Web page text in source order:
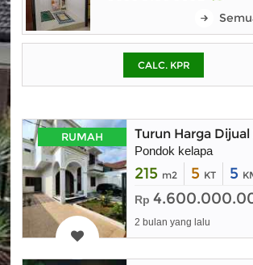
CALC. KPR
RUMAH Turun Harga
Pondok kelapa
215 m2 5 KT 5
Rp
2 bulan yang lalu